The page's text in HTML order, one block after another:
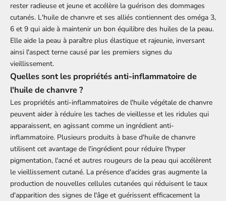
rester radieuse et jeune et accélère la guérison des dommages
cutanés. L'huile de chanvre et ses alliés contiennent des oméga 3,
6 et 9 qui aide à maintenir un bon équilibre des huiles de la peau.
Elle aide la peau à paraître plus élastique et rajeunie, inversant
ainsi l'aspect terne causé par les premiers signes du
vieillissement.
Quelles sont les propriétés anti-inflammatoire de
l'huile de chanvre ?
Les propriétés anti-inflammatoires de l'huile végétale de chanvre
peuvent aider à réduire les taches de vieillesse et les ridules qui
apparaissent, en agissant comme un ingrédient anti-
inflammatoire. Plusieurs produits à base d'huile de chanvre
utilisent cet avantage de l'ingrédient pour réduire l'hyper
pigmentation, l'acné et autres rougeurs de la peau qui accélèrent
le vieillissement cutané. La présence d'acides gras augmente la
production de nouvelles cellules cutanées qui réduisent le taux
d'apparition des signes de l'âge et guérissent efficacement la